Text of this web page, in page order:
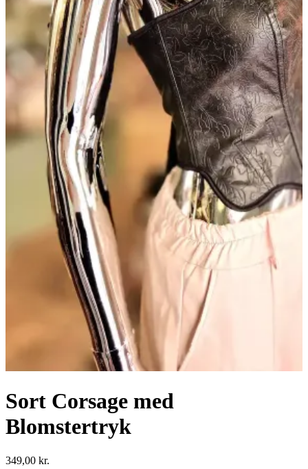
Sort Corsage med
Blomstertryk
349,00 kr.